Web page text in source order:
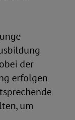
der
erfolgen
um